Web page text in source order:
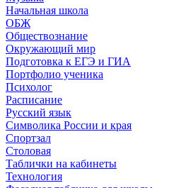
Начальная школа
ОБЖ
Обществознание
Окружающий мир
Подготовка к ЕГЭ и ГИА
Портфолио ученика
Психолог
Расписание
Русский язык
Символика России и края
Спортзал
Столовая
Таблички на кабинеты
Технология